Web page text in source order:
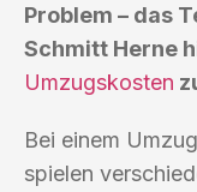
Problem – das
Schmitt Herne
Umzugskosten
Bei einem
spielen